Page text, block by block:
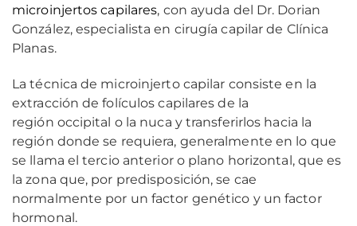
microinjertos capilares, con ayuda del Dr. Dorian
González, especialista en cirugía capilar de Clínica
Planas.
La técnica de microinjerto capilar consiste en la
extracción de folículos capilares de la
región occipital o la nuca y transferirlos hacia la
región donde se requiera, generalmente en lo que
se llama el tercio anterior o plano horizontal, que es
la zona que, por predisposición, se cae
normalmente por un factor genético y un factor
hormonal.